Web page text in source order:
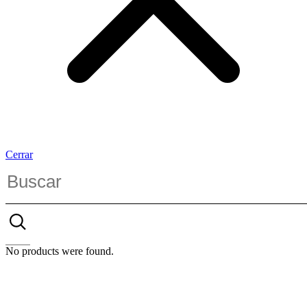
Cerrar
No products were found.